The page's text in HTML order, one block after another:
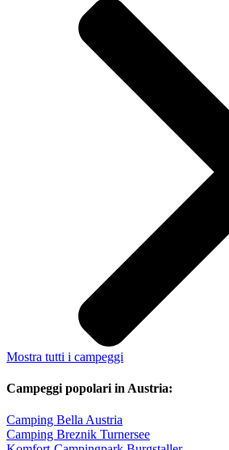
Mostra tutti i campeggi
Campeggi popolari in Austria:
Camping Bella Austria
Camping Breznik Turnersee